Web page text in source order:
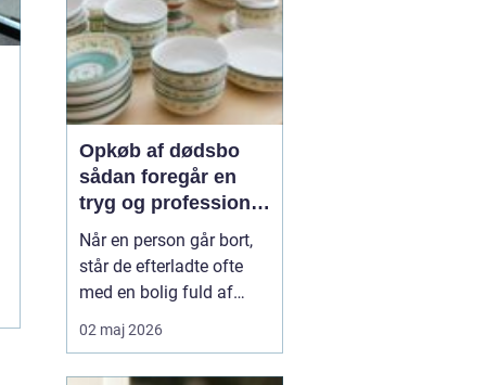
Opkøb af dødsbo
sådan foregår en
tryg og professionel
proces
Når en person går bort,
står de efterladte ofte
med en bolig fuld af
minder, møbler og
personlige ejendele. Det
02 maj 2026